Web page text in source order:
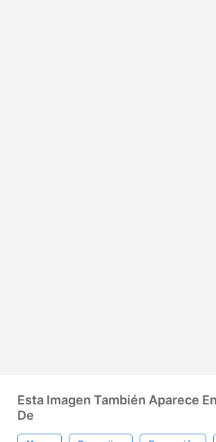
Esta Imagen También Aparece
De